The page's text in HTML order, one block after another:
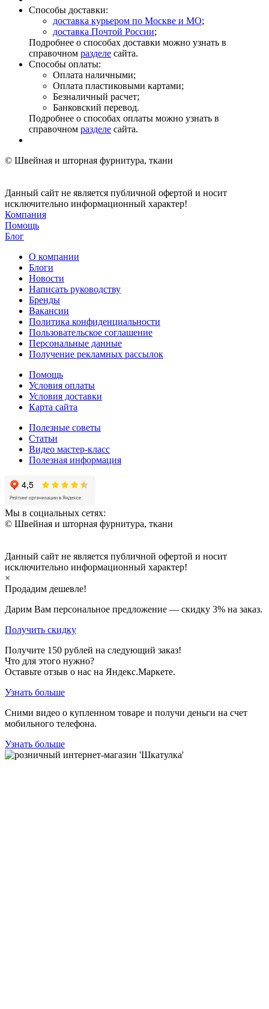
Способы доставки:
доставка курьером по Москве и МО;
доставка Почтой России;
Подробнее о способах доставки можно узнать в
справочном разделе сайта.
Способы оплаты:
Оплата наличными;
Оплата пластиковыми картами;
Безналичный расчет;
Банковский перевод.
Подробнее о способах оплаты можно узнать в
справочном разделе сайта.
© Швейная и шторная фурнитура, ткани
Данный сайт не является публичной офертой и носит
исключительно информационный характер!
Компания
Помощь
Блог
О компании
Блоги
Новости
Написать руководству
Бренды
Вакансии
Политика конфиденциальности
Пользовательское соглашение
Персональные данные
Получение рекламных рассылок
Помощь
Условия оплаты
Условия доставки
Карта сайта
Полезные советы
Статьи
Видео мастер-класс
Полезная информация
Мы в социальных сетях:
© Швейная и шторная фурнитура, ткани
Данный сайт не является публичной офертой и носит
исключительно информационный характер!
×
Продадим дешевле!
Дарим Вам персональное предложение — скидку 3% на заказ.
Получить скидку
Получите 150 рублей на следующий заказ!
Что для этого нужно?
Оставьте отзыв о нас на Яндекс.Маркете.
Узнать больше
Сними видео о купленном товаре и получи деньги на счет
мобильного телефона.
Узнать больше